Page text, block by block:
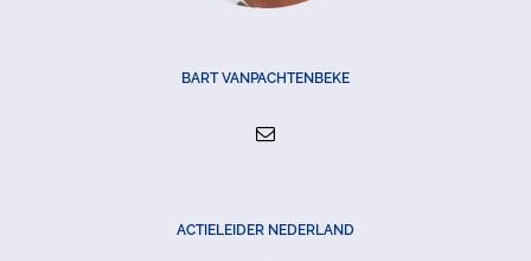
BART VANPACHTENBEKE
ACTIELEIDER NEDERLAND